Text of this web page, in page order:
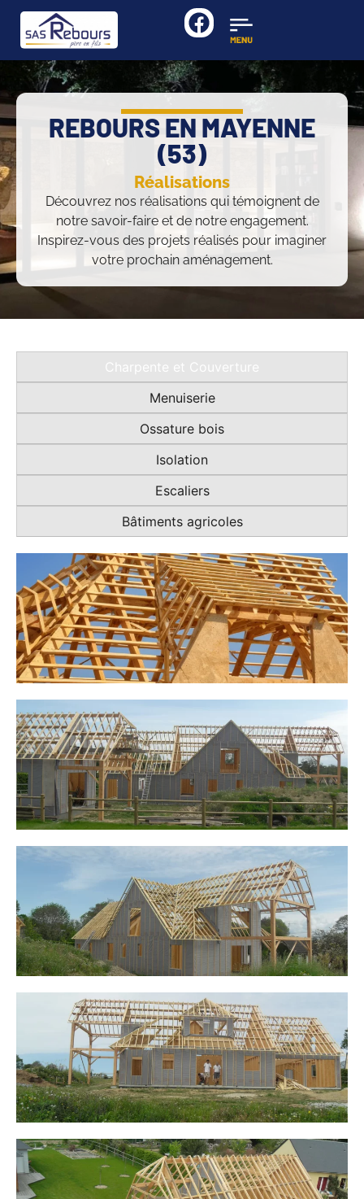
REBOURS EN MAYENNE
(53)
Réalisations
Découvrez nos réalisations qui témoignent de
notre savoir-faire et de notre engagement.
Inspirez-vous des projets réalisés pour imaginer
votre prochain aménagement.
Charpente et Couverture
Menuiserie
Ossature bois
Isolation
Escaliers
Bâtiments agricoles